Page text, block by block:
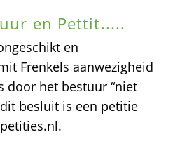
en Pettit.....
en
Frenkels aanwezigheid
door het bestuur “niet
besluit is een petitie